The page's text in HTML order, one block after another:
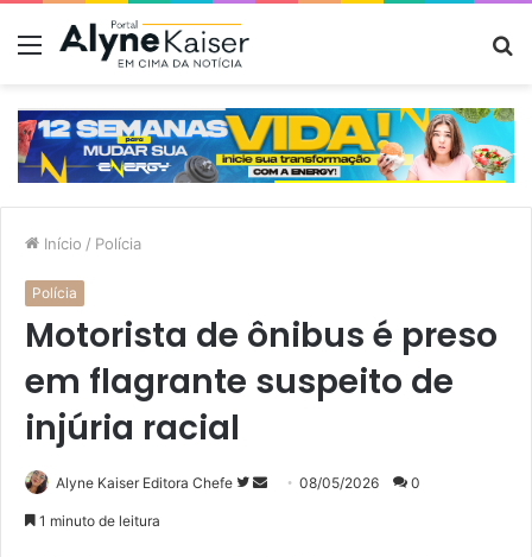
Menu
Início / Polícia
Polícia
Motorista de ônibus é preso
em flagrante suspeito de
injúria racial
Alyne Kaiser Editora Chefe
SigaMande08/05/2026 0
1 minuto de leitura